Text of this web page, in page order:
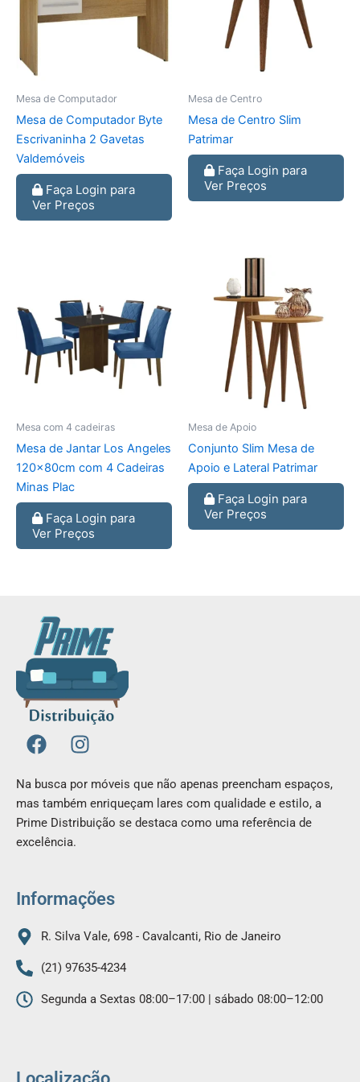
Mesa de Computador
Mesa de Computador Byte
Escrivaninha 2 Gavetas
Valdemóveis
Faça Login para
Ver Preços
Mesa de Centro
Mesa de Centro Slim
Patrimar
Faça Login para
Ver Preços
Mesa com 4 cadeiras
Mesa de Jantar Los Angeles
120x80cm com 4 Cadeiras
Minas Plac
Faça Login para
Ver Preços
Mesa de Apoio
Conjunto Slim Mesa de
Apoio e Lateral Patrimar
Faça Login para
Ver Preços
F
a
c
e
b
o
o
I
n
t
a
g
m
Na busca por móveis que não apenas preencham espaços,
mas também enriqueçam lares com qualidade e estilo, a
Prime Distribuição se destaca como uma referência de
excelência.
Informações
R. Silva Vale, 698 - Cavalcanti, Rio de Janeiro
(21) 97635-4234
Segunda a Sextas 08:00–17:00 | sábado 08:00–12:00